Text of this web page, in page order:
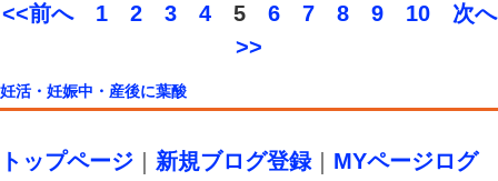
<<前へ
1 2 3 4 5 6 7 8 9 10
次へ
>>
妊活・妊娠中・産後に葉酸
トップページ 新規ブログ登録｜ MYページログ